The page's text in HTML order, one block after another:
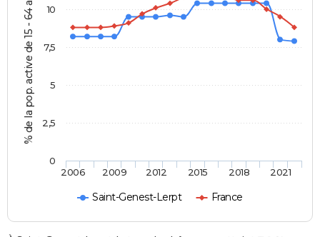
% de la pop. active de 15 - 64 ans
Saint-Genest-Lerpt France
2006 2009 2012 2015 2018 2021
0
2,5
5
7,5
10